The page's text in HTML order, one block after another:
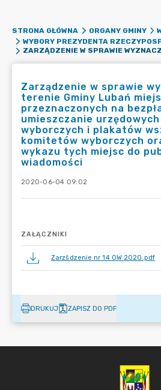
STRONA GŁÓWNA ORGANY GMINY
WYBORY PREZYDENTA
Zarządzenie w sprawie
terenie Gminy Lubań
przeznaczonych na
umieszczanie
wyborczych i plakatów
komitetów wyborczych
wykazu tych miejsc do
wiadomości
2020-06-04 09:02
ZAŁĄCZNIKI
Zarzšdzenie nr 14 OW 2020.pdf
DRUKUJ ZAPISZ DO PDF